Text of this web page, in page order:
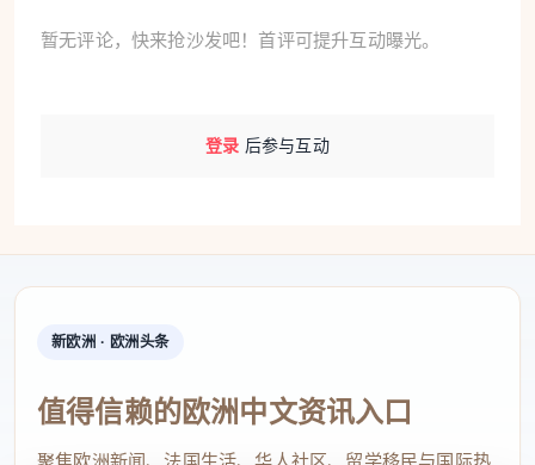
暂无评论，快来抢沙发吧！首评可提升互动曝光。
登录 后参与互动
新欧洲 · 欧洲头条
值得信赖的欧洲中文资讯入口